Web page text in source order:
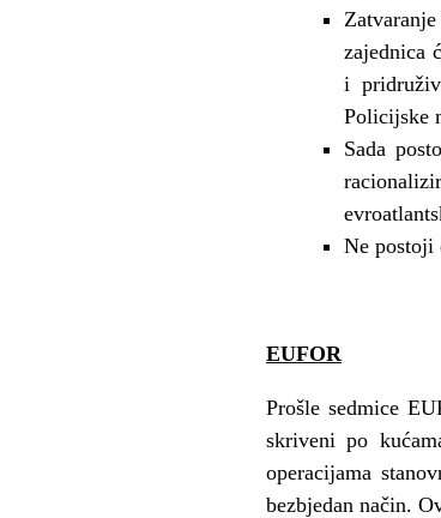
zajednica
i
Policijske
Sada
Ne postoji
EUFOR
Prošle sedmice
skriveni po
operacijama
bezbjedan način.